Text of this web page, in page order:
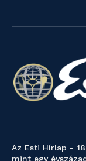
Az Esti Hírlap -
mint egy